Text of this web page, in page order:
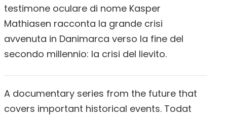
testimone oculare di nome Kasper
Mathiasen racconta la grande crisi
avvenuta in Danimarca verso la fine del
secondo millennio: la crisi del lievito.
A documentary series from the future that
covers important historical events. Todat